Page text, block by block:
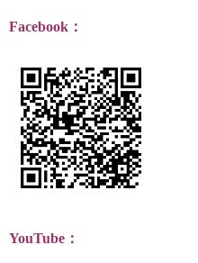
Facebook：
YouTube：